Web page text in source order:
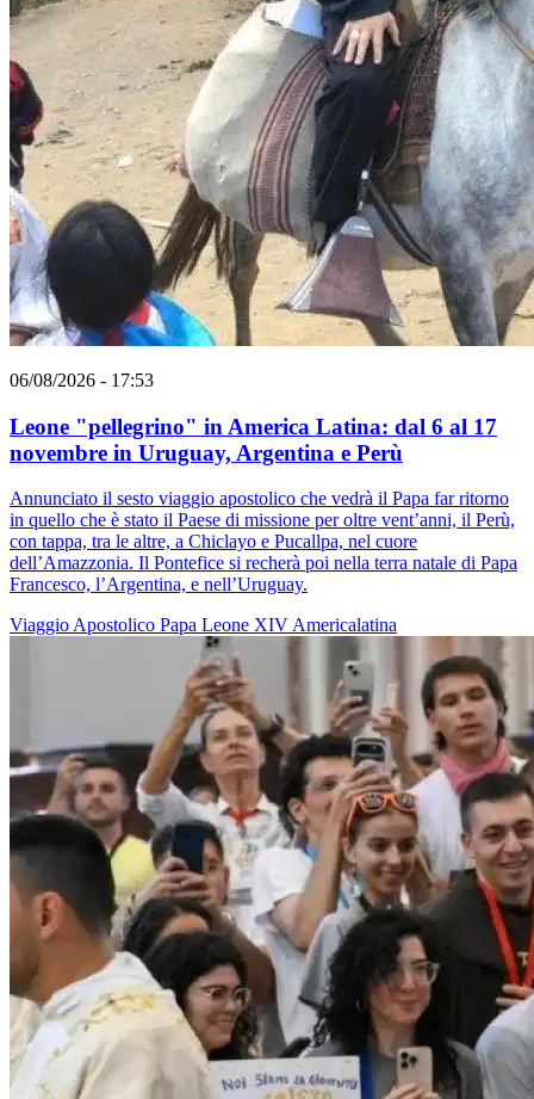
06/08/2026 - 17:53
Leone "pellegrino" in America Latina: dal 6 al 17
novembre in Uruguay, Argentina e Perù
Annunciato il sesto viaggio apostolico che vedrà il Papa far ritorno
in quello che è stato il Paese di missione per oltre vent’anni, il Perù,
con tappa, tra le altre, a Chiclayo e Pucallpa, nel cuore
dell’Amazzonia. Il Pontefice si recherà poi nella terra natale di Papa
Francesco, l’Argentina, e nell’Uruguay.
Viaggio Apostolico Papa Leone XIVAmericalatina